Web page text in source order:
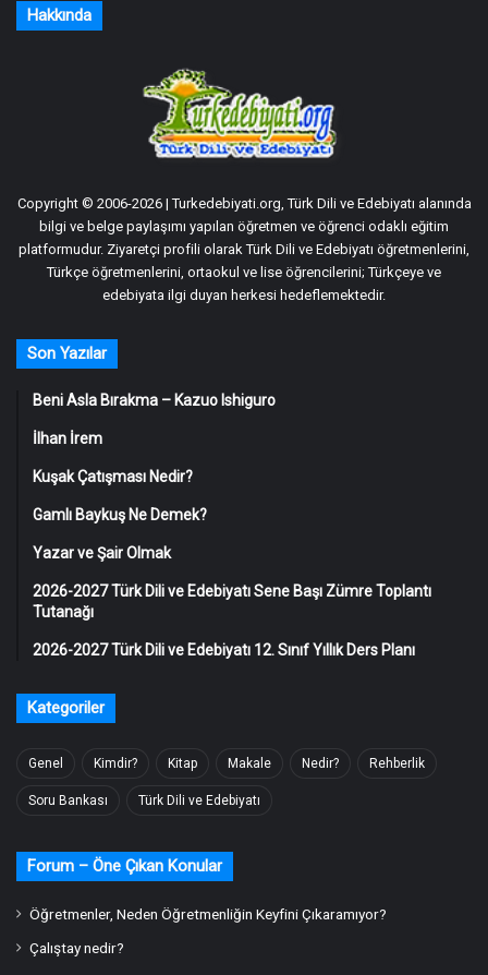
Hakkında
Copyright © 2006-2026 | Turkedebiyati.org, Türk Dili ve Edebiyatı alanında
bilgi ve belge paylaşımı yapılan öğretmen ve öğrenci odaklı eğitim
platformudur. Ziyaretçi profili olarak Türk Dili ve Edebiyatı öğretmenlerini,
Türkçe öğretmenlerini, ortaokul ve lise öğrencilerini; Türkçeye ve
edebiyata ilgi duyan herkesi hedeflemektedir.
Son Yazılar
Beni Asla Bırakma – Kazuo Ishiguro
İlhan İrem
Kuşak Çatışması Nedir?
Gamlı Baykuş Ne Demek?
Yazar ve Şair Olmak
2026-2027 Türk Dili ve Edebiyatı Sene Başı Zümre Toplantı
Tutanağı
2026-2027 Türk Dili ve Edebiyatı 12. Sınıf Yıllık Ders Planı
Kategoriler
Genel Kimdir? Kitap Makale Nedir? Rehberlik
Soru Bankası Türk Dili ve Edebiyatı
Forum – Öne Çıkan Konular
Öğretmenler, Neden Öğretmenliğin Keyfini Çıkaramıyor?
Çalıştay nedir?